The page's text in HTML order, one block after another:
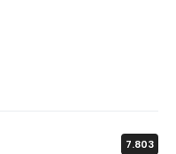
7.803